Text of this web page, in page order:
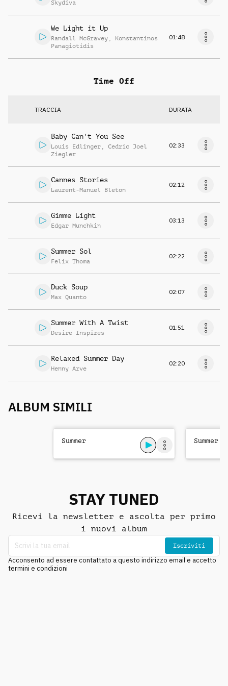
Skydiva
We Light it Up
Randall McGravey , Konstantinos
Panagiotidis
01:48
Time Off
TRACCIA DURATA
Baby Can't You See
Louis Edlinger , Cedric Joel
Ziegler
02:33
Cannes Stories
Laurent-Manuel Bleton
02:12
Gimme Light
Edgar Munchkin
03:13
Summer Sol
Felix Thoma
02:22
Duck Soup
Max Quanto
02:07
Summer With A Twist
Desire Inspires
01:51
Relaxed Summer Day
Henny Arve
02:20
ALBUM SIMILI
Summer Summer
STAY TUNED
Ricevi la newsletter e ascolta per primo
i nuovi album
Iscriviti
Acconsento ad essere contattato a questo indirizzo email e accetto
termini e condizioni